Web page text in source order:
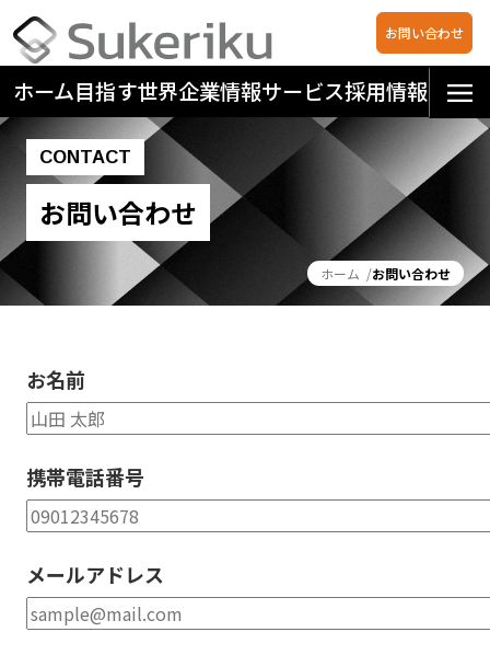
お問い合わせ
ホーム目指す世界企業情報サービス採用情報
CONTACT
お問い合わせ
ホーム お問い合わせ
お名前
携帯電話番号
メールアドレス